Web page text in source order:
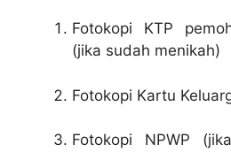
Fotokopi KTP
(jika sudah menikah)
Fotokopi Kartu
Fotokopi NPWP